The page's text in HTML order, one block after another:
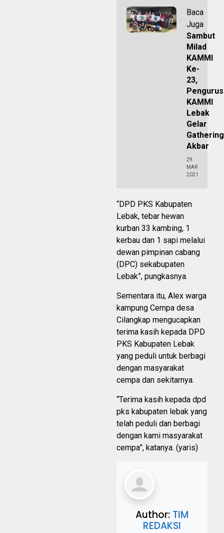
Baca
Juga
Sambut
Milad
KAMMI
Ke-
23,
Pengurus
KAMMI
Lebak
Gelar
Gathering
Akbar
29
MAR
2021
“DPD PKS Kabupaten
Lebak, tebar hewan
kurban 33 kambing, 1
kerbau dan 1 sapi melalui
dewan pimpinan cabang
(DPC) sekabupaten
Lebak”, pungkasnya.
Sementara itu, Alex warga
kampung Cempa desa
Cilangkap mengucapkan
terima kasih kepada DPD
PKS Kabupaten Lebak
yang peduli untuk berbagi
dengan masyarakat
cempa dan sekitarnya.
“Terima kasih kepada dpd
pks kabupaten lebak yang
telah peduli dan berbagi
dengan kami masyarakat
cempa”, katanya. (yaris)
Author: TIM
REDAKSI